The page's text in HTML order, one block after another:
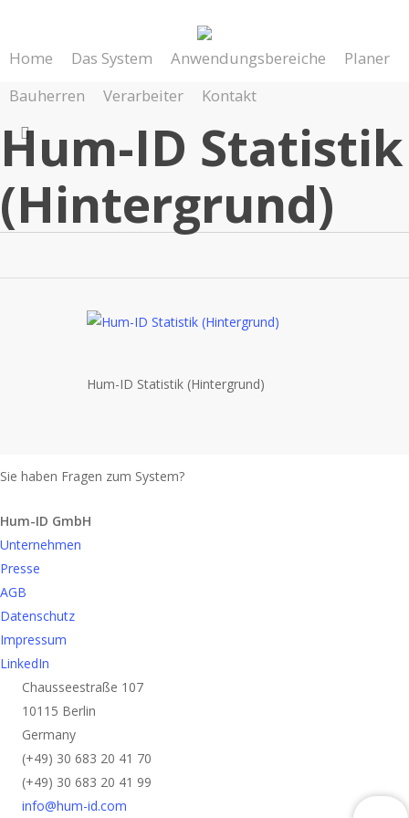
main
Home Das System Anwendungsbereiche
Planer
Bauherren
Verarbeiter Kontakt
search
Hum-ID Statistik
(Hintergrund)
Hum-ID Statistik (Hintergrund)
Sie haben Fragen zum System?
Hum-ID GmbH
Unternehmen
Presse
AGB
Datenschutz
Impressum
LinkedIn
Chausseestraße 107
10115 Berlin
Germany
(+49) 30 683 20 41 70
(+49) 30 683 20 41 99
info@hum-id.com